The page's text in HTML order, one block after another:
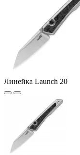
Линейка Launch 20